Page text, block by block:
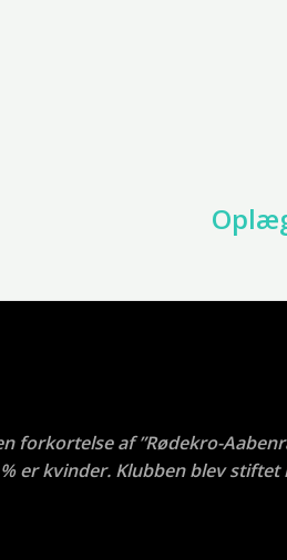
forkortelse af ”Rødekro-
er kvinder. Klubben blev stiftet